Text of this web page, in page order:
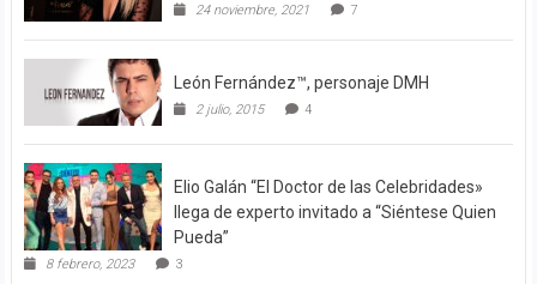
24 noviembre, 2021 7
León Fernández™, personaje DMH
2 julio, 2015 4
Elio Galán “El Doctor de las Celebridades»
llega de experto invitado a “Siéntese Quien
Pueda”
8 febrero, 2023 3